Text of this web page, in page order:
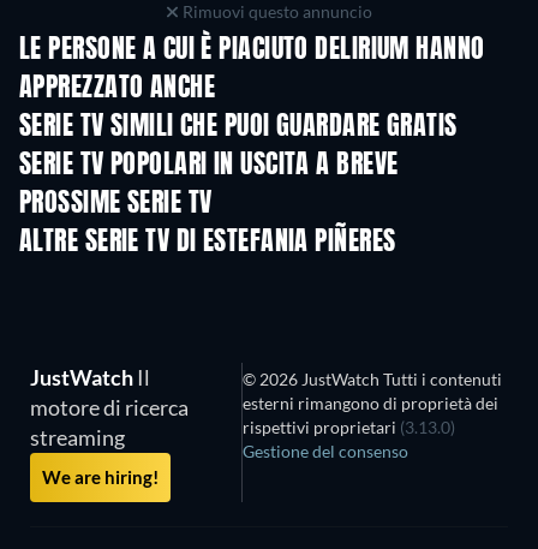
Rimuovi questo annuncio
LE PERSONE A CUI È PIACIUTO DELIRIUM HANNO
APPREZZATO ANCHE
TV
SERIE TV SIMILI CHE PUOI GUARDARE GRATIS
TV
SERIE TV POPOLARI IN USCITA A BREVE
TV TV
PROSSIME SERIE TV
Stagione 4
ALTRE SERIE TV DI ESTEFANIA PIÑERES
TV TV
JustWatch Il
motore di ricerca
streaming
We are hiring!
© 2026 JustWatch Tutti i contenuti
esterni rimangono di proprietà dei
rispettivi proprietari (3.13.0)
Gestione del consenso